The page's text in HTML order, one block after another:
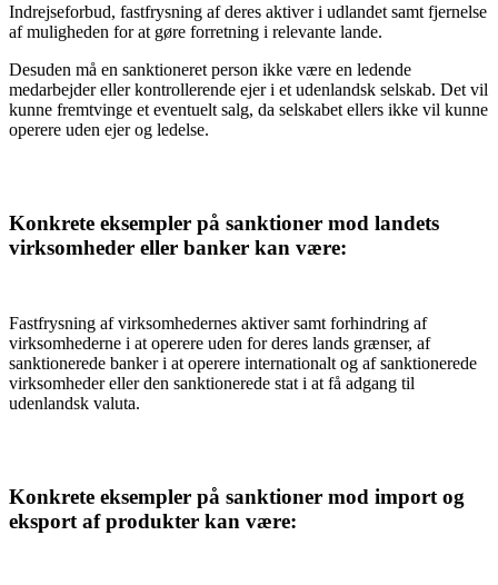
Indrejseforbud, fastfrysning af deres aktiver i udlandet samt fjernelse
af muligheden for at gøre forretning i relevante lande.
Desuden må en sanktioneret person ikke være en ledende
medarbejder eller kontrollerende ejer i et udenlandsk selskab. Det vil
kunne fremtvinge et eventuelt salg, da selskabet ellers ikke vil kunne
operere uden ejer og ledelse.
Konkrete eksempler på sanktioner mod landets
virksomheder eller banker kan være:
Fastfrysning af virksomhedernes aktiver samt forhindring af
virksomhederne i at operere uden for deres lands grænser, af
sanktionerede banker i at operere internationalt og af sanktionerede
virksomheder eller den sanktionerede stat i at få adgang til
udenlandsk valuta.
Konkrete eksempler på sanktioner mod import og
eksport af produkter kan være: